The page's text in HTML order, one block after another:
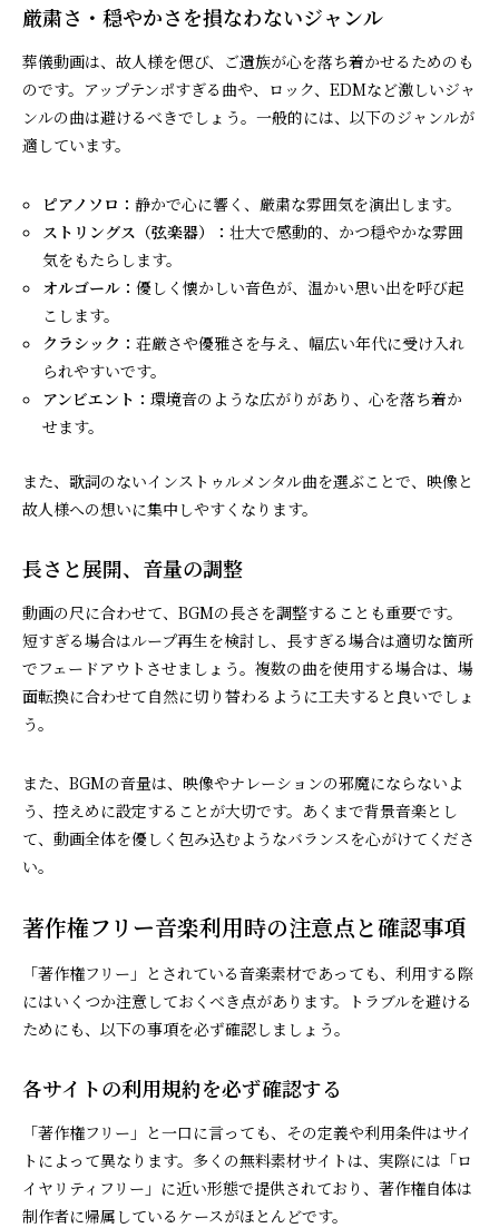
厳粛さ・穏やかさを損なわないジャンル
葬儀動画は、故人様を偲び、ご遺族が心を落ち着かせるためのも
のです。アップテンポすぎる曲や、ロック、EDMなど激しいジャ
ンルの曲は避けるべきでしょう。一般的には、以下のジャンルが
適しています。
ピアノソロ：静かで心に響く、厳粛な雰囲気を演出します。
ストリングス（弦楽器）：壮大で感動的、かつ穏やかな雰囲
気をもたらします。
オルゴール：優しく懐かしい音色が、温かい思い出を呼び起
こします。
クラシック：荘厳さや優雅さを与え、幅広い年代に受け入れ
られやすいです。
アンビエント：環境音のような広がりがあり、心を落ち着か
せます。
また、歌詞のないインストゥルメンタル曲を選ぶことで、映像と
故人様への想いに集中しやすくなります。
長さと展開、音量の調整
動画の尺に合わせて、BGMの長さを調整することも重要です。
短すぎる場合はループ再生を検討し、長すぎる場合は適切な箇所
でフェードアウトさせましょう。複数の曲を使用する場合は、場
面転換に合わせて自然に切り替わるように工夫すると良いでしょ
う。
また、BGMの音量は、映像やナレーションの邪魔にならないよ
う、控えめに設定することが大切です。あくまで背景音楽とし
て、動画全体を優しく包み込むようなバランスを心がけてくださ
い。
著作権フリー音楽利用時の注意点と確認事項
「著作権フリー」とされている音楽素材であっても、利用する際
にはいくつか注意しておくべき点があります。トラブルを避ける
ためにも、以下の事項を必ず確認しましょう。
各サイトの利用規約を必ず確認する
「著作権フリー」と一口に言っても、その定義や利用条件はサイ
トによって異なります。多くの無料素材サイトは、実際には「ロ
イヤリティフリー」に近い形態で提供されており、著作権自体は
制作者に帰属しているケースがほとんどです。